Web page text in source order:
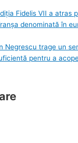
Fidelis VII a atras
denominată în
Negrescu trage un
pentru a